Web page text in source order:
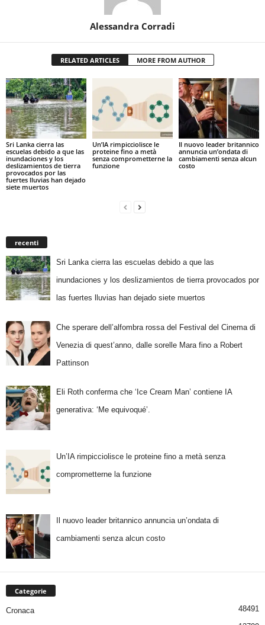
Alessandra Corradi
RELATED ARTICLES MORE FROM AUTHOR
Sri Lanka cierra las
escuelas debido a que las
inundaciones y los
deslizamientos de tierra
provocados por las
fuertes lluvias han dejado
siete muertos
Un’IA rimpicciolisce le
proteine fino a metà
senza comprometterne la
funzione
Il nuovo leader britannico
annuncia un’ondata di
cambiamenti senza alcun
costo
recenti
Sri Lanka cierra las escuelas debido a que las
inundaciones y los deslizamientos de tierra provocados por
las fuertes lluvias han dejado siete muertos
Che sperare dell’alfombra rossa del Festival del Cinema di
Venezia di quest’anno, dalle sorelle Mara fino a Robert
Pattinson
Eli Roth conferma che ‘Ice Cream Man’ contiene IA
generativa: ‘Me equivoqué’.
Un’IA rimpicciolisce le proteine fino a metà senza
comprometterne la funzione
Il nuovo leader britannico annuncia un’ondata di
cambiamenti senza alcun costo
Categorie
Cronaca 48491